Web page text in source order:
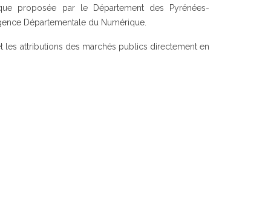
proposée par le Département des Pyrénées-
Départementale du Numérique.
les attributions des marchés publics directement en